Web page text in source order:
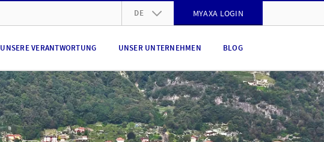
DE
IT
EN
MYAXA LOGIN
UNSERE VERANTWORTUNG UNSER UNTERNEHMEN BLOG